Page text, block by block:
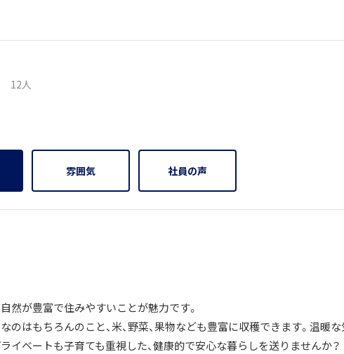
12人
雰囲気 社員の声
然が豊富で住みやすいことが魅力です。
のはもちろんのこと、米、野菜、果物なども豊富に収穫できます。温暖
イベートも子育ても重視した、健康的で安心な暮らしを送りませんか？